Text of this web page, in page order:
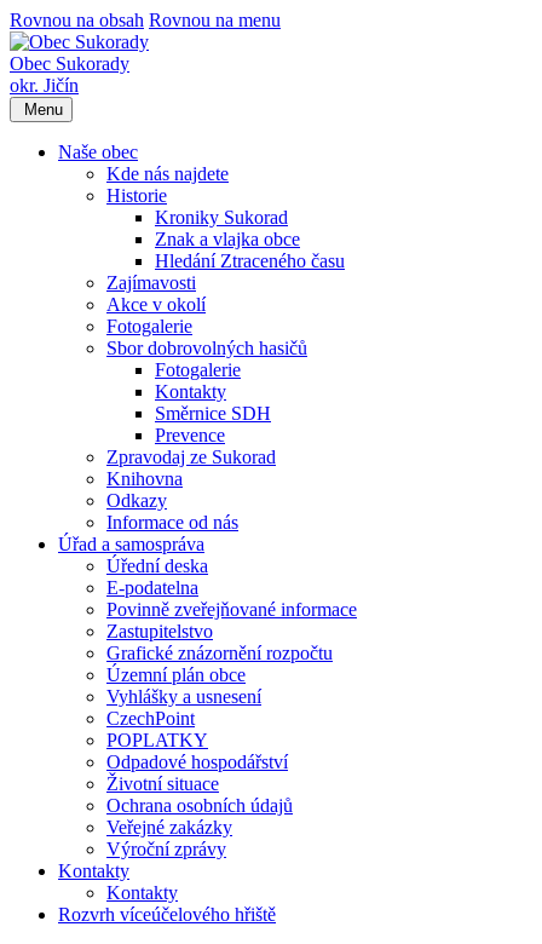
Rovnou na obsah Rovnou na menu
Obec Sukorady
okr. Jičín
Menu
Naše obec
Kde nás najdete
Historie
Kroniky Sukorad
Znak a vlajka obce
Hledání Ztraceného času
Zajímavosti
Akce v okolí
Fotogalerie
Sbor dobrovolných hasičů
Fotogalerie
Kontakty
Směrnice SDH
Prevence
Zpravodaj ze Sukorad
Knihovna
Odkazy
Informace od nás
Úřad a samospráva
Úřední deska
E-podatelna
Povinně zveřejňované informace
Zastupitelstvo
Grafické znázornění rozpočtu
Územní plán obce
Vyhlášky a usnesení
CzechPoint
POPLATKY
Odpadové hospodářství
Životní situace
Ochrana osobních údajů
Veřejné zakázky
Výroční zprávy
Kontakty
Kontakty
Rozvrh víceúčelového hřiště